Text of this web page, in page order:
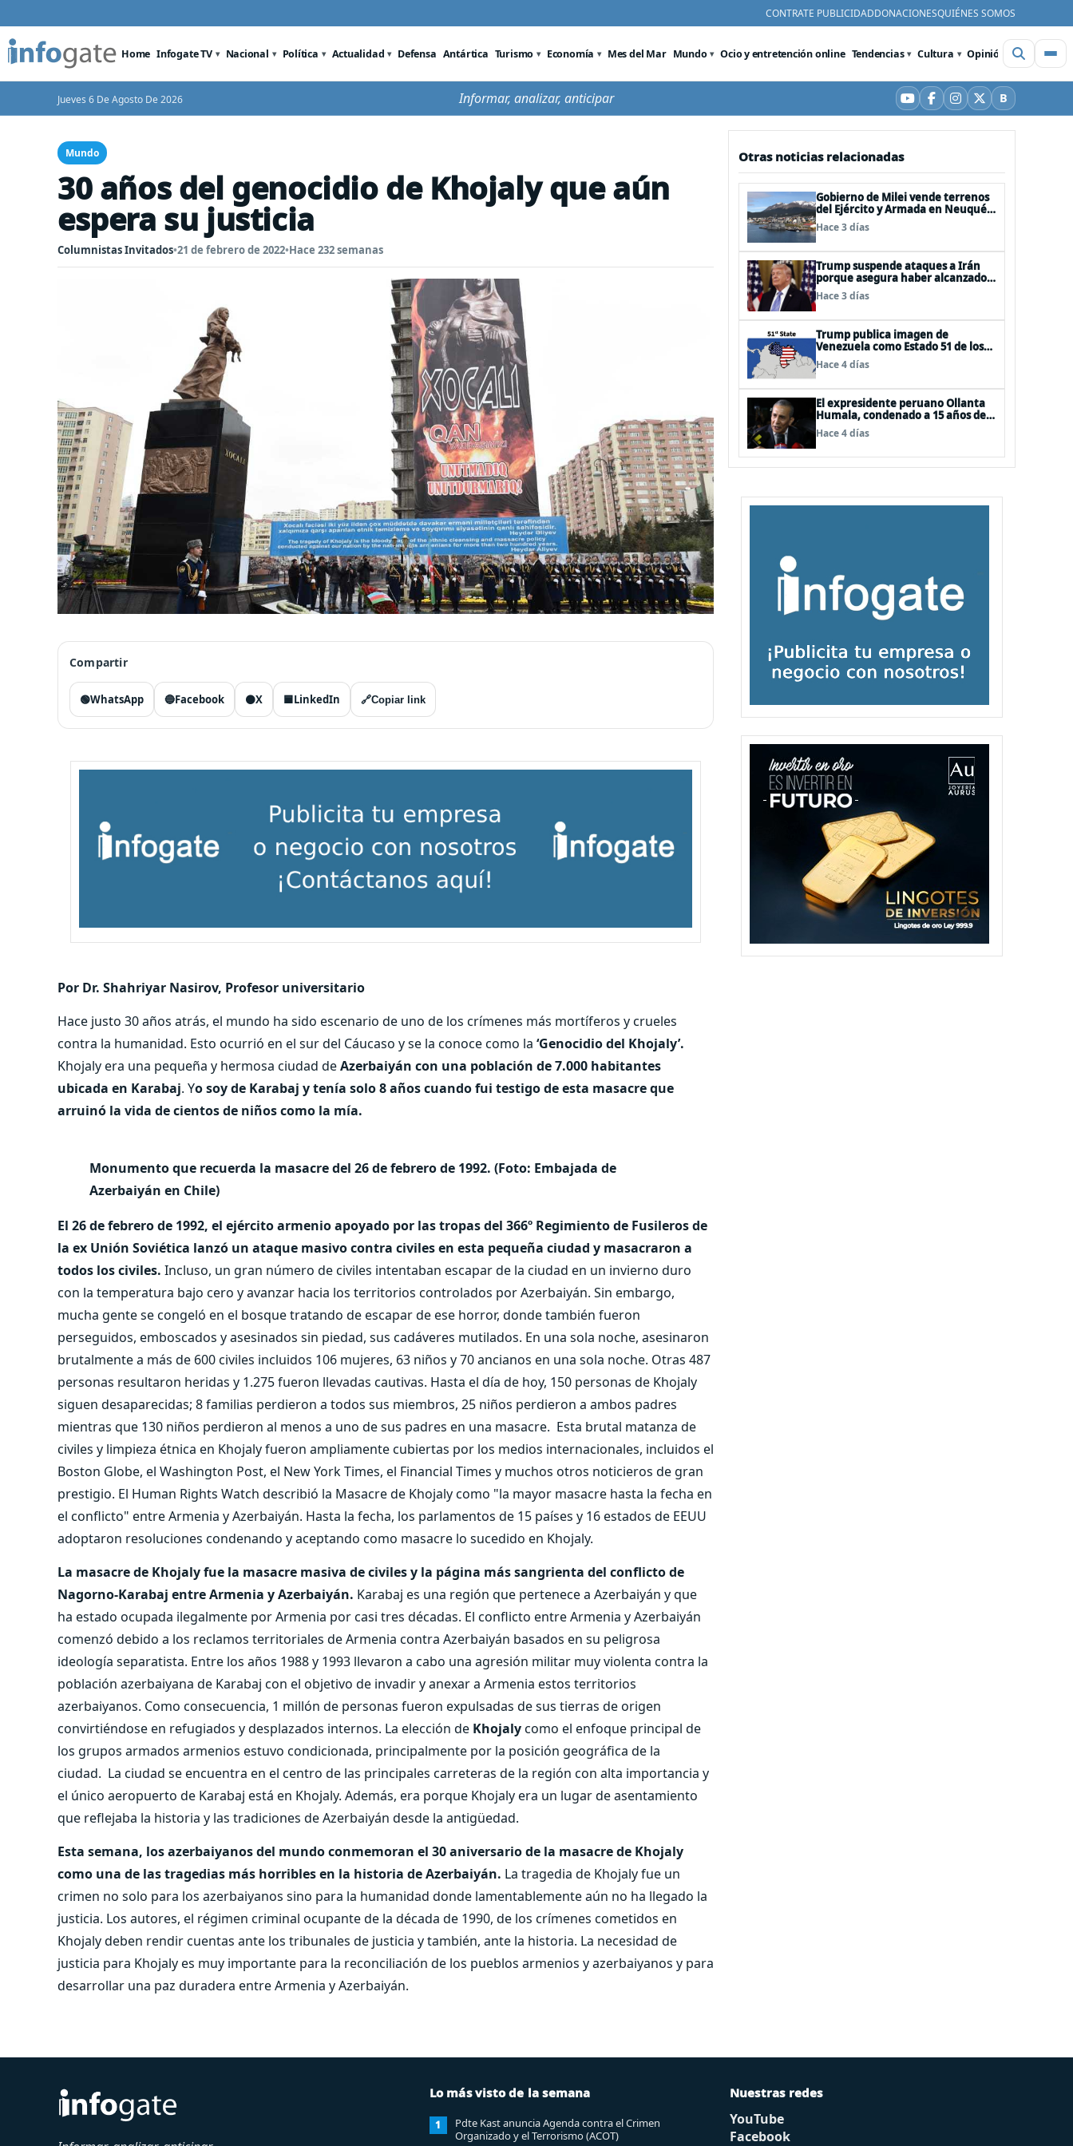
CONTRATE PUBLICIDADDONACIONESQUIÉNES SOMOS
Home Infogate TV Nacional Política Actualidad Defensa Antártica Turismo Economía Mes del Mar Mundo Ocio y entretención online Tendencias Cultura Opinión Videos
Jueves 6 De Agosto De 2026 Informar, analizar, anticipar YouTube
Facebook
Instagram
X BBluesky
Mundo
30 años del genocidio de Khojaly que aún
espera su justicia
Columnistas Invitados•21 de febrero de 2022•Hace 232 semanas
Compartir
🟢WhatsApp 🔵Facebook ⚫X 🟦LinkedIn 🔗Copiar link
Por Dr. Shahriyar Nasirov, Profesor universitario
Hace justo 30 años atrás, el mundo ha sido escenario de uno de los crímenes más mortíferos y crueles
contra la humanidad. Esto ocurrió en el sur del Cáucaso y se la conoce como la ‘Genocidio del Khojaly’.
Khojaly era una pequeña y hermosa ciudad deAzerbaiyán con una población de 7.000 habitantes
ubicada en Karabaj. Yo soy de Karabaj y tenía solo 8 años cuando fui testigo de esta masacre que
arruinó la vida de cientos de niños como la mía.
Monumento que recuerda la masacre del 26 de febrero de 1992. (Foto: Embajada de
Azerbaiyán en Chile)
El 26 de febrero de 1992, el ejército armenio apoyado por las tropas del 366º Regimiento de Fusileros de
la ex Unión Soviética lanzó un ataque masivo contra civiles en esta pequeña ciudad y masacraron a
todos los civiles. Incluso, un gran número de civiles intentaban escapar de la ciudad en un invierno duro
con la temperatura bajo cero y avanzar hacia los territorios controlados por Azerbaiyán. Sin embargo,
mucha gente se congeló en el bosque tratando de escapar de ese horror, donde también fueron
perseguidos, emboscados y asesinados sin piedad, sus cadáveres mutilados. En una sola noche, asesinaron
brutalmente a más de 600 civiles incluidos 106 mujeres, 63 niños y 70 ancianos en una sola noche. Otras 487
personas resultaron heridas y 1.275 fueron llevadas cautivas. Hasta el día de hoy, 150 personas de Khojaly
siguen desaparecidas; 8 familias perdieron a todos sus miembros, 25 niños perdieron a ambos padres
mientras que 130 niños perdieron al menos a uno de sus padres en una masacre. Esta brutal matanza de
civiles y limpieza étnica en Khojaly fueron ampliamente cubiertas por los medios internacionales, incluidos el
Boston Globe, el Washington Post, el New York Times, el Financial Times y muchos otros noticieros de gran
prestigio. El Human Rights Watch describió la Masacre de Khojaly como "la mayor masacre hasta la fecha en
el conflicto" entre Armenia y Azerbaiyán. Hasta la fecha, los parlamentos de 15 países y 16 estados de EEUU
adoptaron resoluciones condenando y aceptando como masacre lo sucedido en Khojaly.
La masacre de Khojaly fue la masacre masiva de civiles y la página más sangrienta del conflicto de
Nagorno-Karabaj entre Armenia y Azerbaiyán. Karabaj es una región que pertenece a Azerbaiyán y que
ha estado ocupada ilegalmente por Armenia por casi tres décadas. El conflicto entre Armenia y Azerbaiyán
comenzó debido a los reclamos territoriales de Armenia contra Azerbaiyán basados en su peligrosa
ideología separatista. Entre los años 1988 y 1993 llevaron a cabo una agresión militar muy violenta contra la
población azerbaiyana de Karabaj con el objetivo de invadir y anexar a Armenia estos territorios
azerbaiyanos. Como consecuencia, 1 millón de personas fueron expulsadas de sus tierras de origen
convirtiéndose en refugiados y desplazados internos. La elección de Khojalycomo el enfoque principal de
los grupos armados armenios estuvo condicionada, principalmente por la posición geográfica de la
ciudad. La ciudad se encuentra en el centro de las principales carreteras de la región con alta importancia y
el único aeropuerto de Karabaj está en Khojaly. Además, era porque Khojaly era un lugar de asentamiento
que reflejaba la historia y las tradiciones de Azerbaiyán desde la antigüedad.
Esta semana, los azerbaiyanos del mundo conmemoran el 30 aniversario de la masacre de Khojaly
como una de las tragedias más horribles en la historia de Azerbaiyán. La tragedia de Khojaly fue un
crimen no solo para los azerbaiyanos sino para la humanidad donde lamentablemente aún no ha llegado la
justicia. Los autores, el régimen criminal ocupante de la década de 1990, de los crímenes cometidos en
Khojaly deben rendir cuentas ante los tribunales de justicia y también, ante la historia. La necesidad de
justicia para Khojaly es muy importante para la reconciliación de los pueblos armenios y azerbaiyanos y para
desarrollar una paz duradera entre Armenia y Azerbaiyán.
Otras noticias relacionadas
Gobierno de Milei vende terrenos
del Ejército y Armada en Neuquén
y Ushuaia
Hace 3 días
Trump suspende ataques a Irán
porque asegura haber alcanzado
«las bases de un acuerdo»
Hace 3 días
Trump publica imagen de
Venezuela como Estado 51 de los
EEUU
Hace 4 días
El expresidente peruano Ollanta
Humala, condenado a 15 años de
cárcel, sale libre al anularse su
caso
Hace 4 días
Lo más visto de la semana
1
Pdte Kast anuncia Agenda contra el Crimen
Organizado y el Terrorismo (ACOT)
Nuestras redes
YouTube
Facebook